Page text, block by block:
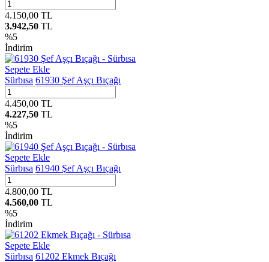
4.150,00 TL
3.942,50 TL
%5
İndirim
Sepete Ekle
Sürbısa 61930 Şef Aşçı Bıçağı
4.450,00 TL
4.227,50 TL
%5
İndirim
Sepete Ekle
Sürbısa 61940 Şef Aşçı Bıçağı
4.800,00 TL
4.560,00 TL
%5
İndirim
Sepete Ekle
Sürbısa 61202 Ekmek Bıçağı